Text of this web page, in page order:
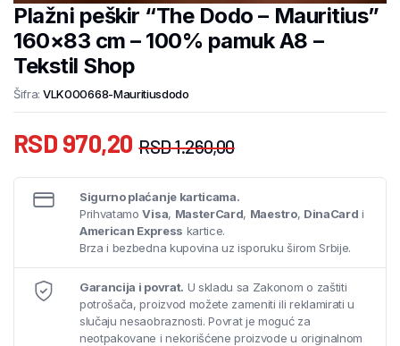
Plažni peškir “The Dodo – Mauritius”
160×83 cm – 100% pamuk A8 –
Tekstil Shop
Šifra: VLK000668-Mauritiusdodo
RSD1.260,00
RSD 970,20
Sigurno plaćanje karticama.
PrihvatamoVisa, MasterCard, Maestro, DinaCard i
American Express kartice.
Brza i bezbedna kupovina uz isporuku širom Srbije.
Garancija i povrat. U skladu sa Zakonom o zaštiti
potrošača, proizvod možete zameniti ili reklamirati u
slučaju nesaobraznosti. Povrat je moguć za
neotpakovane i nekorišćene proizvode u originalnom